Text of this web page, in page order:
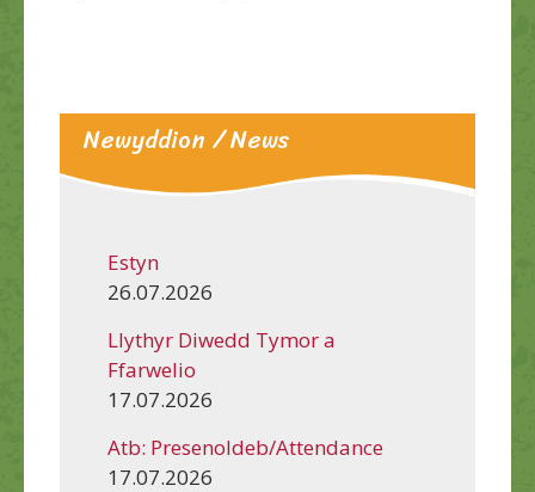
Newyddion / News
Estyn
26.07.2026
Llythyr Diwedd Tymor a
Ffarwelio
17.07.2026
Atb: Presenoldeb/Attendance
17.07.2026